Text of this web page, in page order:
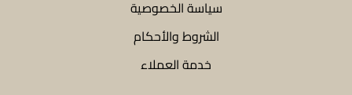
سياسة الخصوصية
الشروط والأحكام
خدمة العملاء